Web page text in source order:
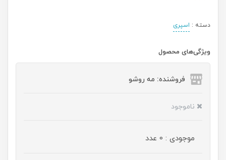
دسته : اسپری
ویژگی‌های محصول
فروشنده: مه رو‌شو
ناموجود
موجودی : 0 عدد